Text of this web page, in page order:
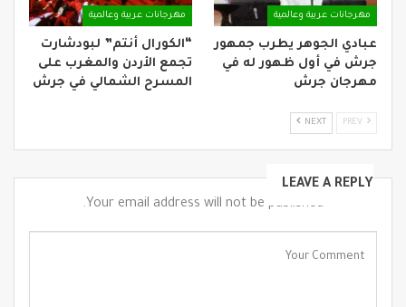
مهرجانات عربية وعالمية
عبادي الجوهر يطرب جمهور
جرش في أول ظهور له في
مهرجان جرش
مهرجانات عربية وعالمية
“الكورال أنتم” لبودشارت
تجمع الأردن والمغرب على
المسرح الشمالي في جرش
NEXT
LEAVE A REPLY
Your email address will not be published.